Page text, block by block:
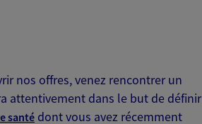
nos offres, venez rencontrer un
attentivement dans le but de définir
santé dont vous avez récemment